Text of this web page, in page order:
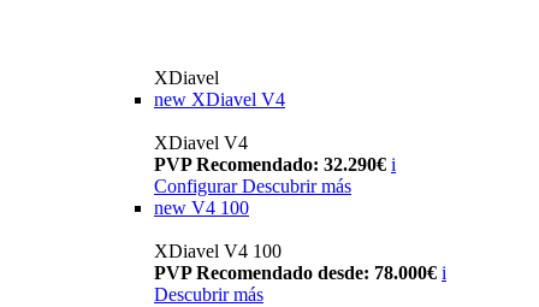
XDiavel
new XDiavel V4
XDiavel V4
PVP Recomendado: 32.290€ i
Configurar Descubrir más
new V4 100
XDiavel V4 100
PVP Recomendado desde: 78.000€ i
Descubrir más